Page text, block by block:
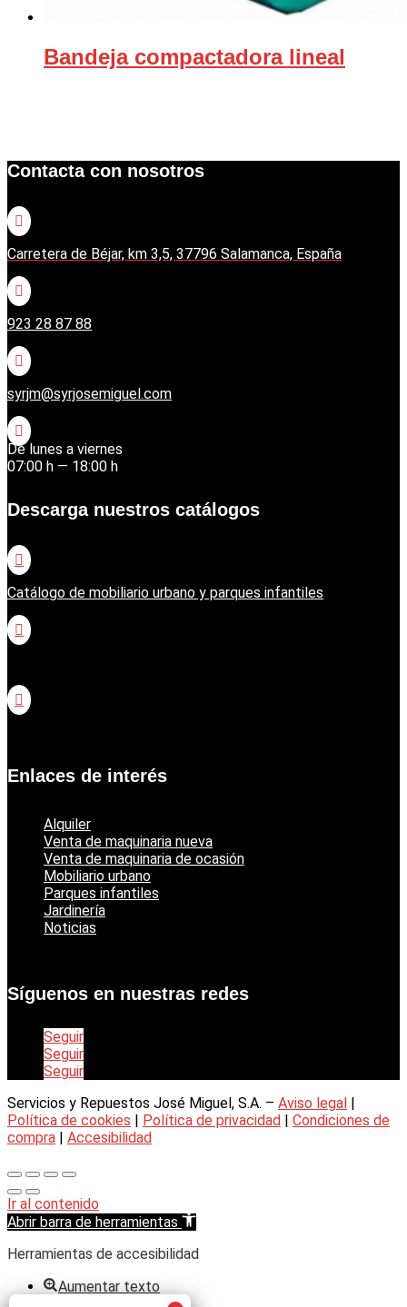
Bandeja compactadora lineal
Contacta con nosotros

Carretera de Béjar, km 3,5, 37796 Salamanca, España

923 28 87 88

syrjm@syrjosemiguel.com

De lunes a viernes
07:00 h — 18:00 h
Descarga nuestros catálogos

Catálogo de mobiliario urbano y parques infantiles


Enlaces de interés
Alquiler
Venta de maquinaria nueva
Venta de maquinaria de ocasión
Mobiliario urbano
Parques infantiles
Jardinería
Noticias
Síguenos en nuestras redes
Seguir
Seguir
Seguir
Servicios y Repuestos José Miguel, S.A. – Aviso legal
Política de cookies
Política de privacidad
Condiciones de
compra
Accesibilidad
Ir al contenido
Abrir barra de herramientas
Herramientas de accesibilidad
Aumentar texto